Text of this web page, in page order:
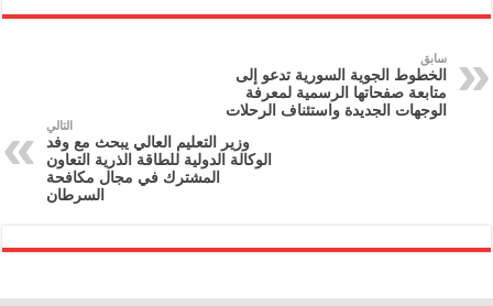
c
e
b
o
itt
er
e
gr
a
m
ai
nt
سابق
الخطوط الجوية السورية تدعو إلى
متابعة صفحاتها الرسمية لمعرفة
الوجهات ‏الجديدة واستئناف الرحلات ‏
التالي
وزير التعليم العالي يبحث مع وفد
الوكالة الدولية للطاقة الذرية التعاون
‏المشترك في مجال مكافحة
السرطان